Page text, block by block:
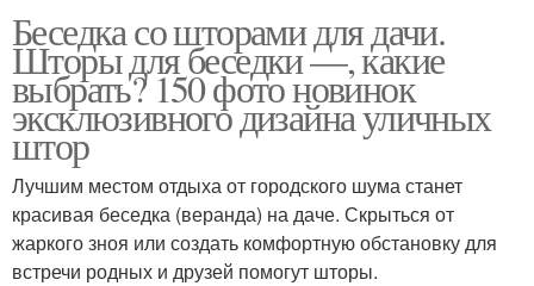
Беседка со шторами для дачи.
Шторы для беседки —, какие
выбрать? 150 фото новинок
эксклюзивного дизайна уличных
штор
Лучшим местом отдыха от городского шума станет
красивая беседка (веранда) на даче. Скрыться от
жаркого зноя или создать комфортную обстановку для
встречи родных и друзей помогут шторы.